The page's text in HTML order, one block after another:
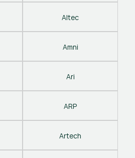
Altec
Amni
Ari
ARP
Artech